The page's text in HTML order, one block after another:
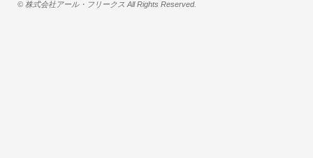
© 株式会社アール・フリークス All Rights Reserved.